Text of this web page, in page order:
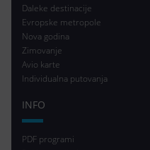
Daleke destinacije
Evropske metropole
Nova godina
Zimovanje
Avio karte
Individualna putovanja
INFO
PDF programi